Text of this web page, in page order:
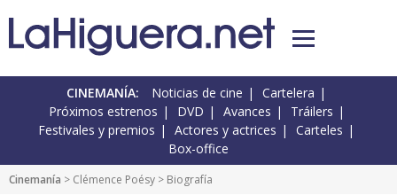
CINEMANÍA: Noticias de cine
Cartelera
Próximos estrenos
DVD Avances
Tráilers
Festivales y premios
Actores y actrices
Carteles
Box-office
Cinemanía > Clémence Poésy > Biografía